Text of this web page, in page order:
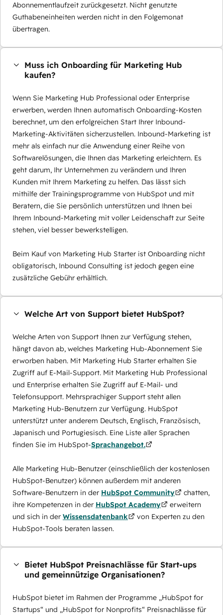
Abonnementlaufzeit zurückgesetzt. Nicht genutzte
Guthabeneinheiten werden nicht in den Folgemonat
übertragen.
Muss ich Onboarding für Marketing Hub
kaufen?
Wenn Sie Marketing Hub Professional oder Enterprise
erwerben, werden Ihnen automatisch Onboarding-Kosten
berechnet, um den erfolgreichen Start Ihrer Inbound-
Marketing-Aktivitäten sicherzustellen. Inbound-Marketing ist
mehr als einfach nur die Anwendung einer Reihe von
Softwarelösungen, die Ihnen das Marketing erleichtern. Es
geht darum, Ihr Unternehmen zu verändern und Ihren
Kunden mit Ihrem Marketing zu helfen. Das lässt sich
mithilfe der Trainingsprogramme von HubSpot und mit
Beratern, die Sie persönlich unterstützen und Ihnen bei
Ihrem Inbound-Marketing mit voller Leidenschaft zur Seite
stehen, viel besser bewerkstelligen.
Beim Kauf von Marketing Hub Starter ist Onboarding nicht
obligatorisch, Inbound Consulting ist jedoch gegen eine
zusätzliche Gebühr erhältlich.
Welche Art von Support bietet HubSpot?
Welche Arten von Support Ihnen zur Verfügung stehen,
hängt davon ab, welches Marketing Hub-Abonnement Sie
erworben haben. Mit Marketing Hub Starter erhalten Sie
Zugriff auf E-Mail-Support. Mit Marketing Hub Professional
und Enterprise erhalten Sie Zugriff auf E-Mail- und
Telefonsupport. Mehrsprachiger Support steht allen
Marketing Hub-Benutzern zur Verfügung. HubSpot
unterstützt unter anderem Deutsch, Englisch, Französisch,
Japanisch und Portugiesisch. Eine Liste aller Sprachen
finden Sie im HubSpot-Sprachangebot.
Alle Marketing Hub-Benutzer (einschließlich der kostenlosen
HubSpot-Benutzer) können außerdem mit anderen
Software-Benutzern in der HubSpot Community
chatten,
ihre Kompetenzen in der HubSpot Academy
erweitern
und sich in der Wissensdatenbank
von Experten zu den
HubSpot-Tools beraten lassen.
Bietet HubSpot Preisnachlässe für Start-ups
und gemeinnützige Organisationen?
HubSpot bietet im Rahmen der Programme „HubSpot for
Startups“ und „HubSpot for Nonprofits“ Preisnachlässe für